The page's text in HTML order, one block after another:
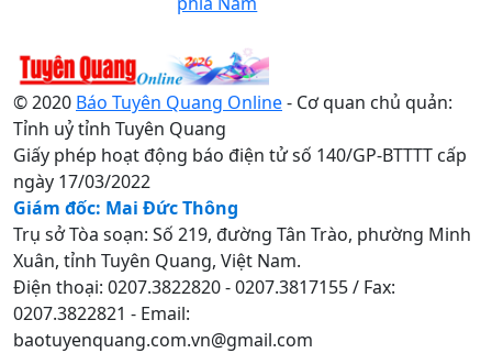
© 2020 Báo Tuyên Quang Online- Cơ quan chủ quản:
Tỉnh uỷ tỉnh Tuyên Quang
Giấy phép hoạt động báo điện tử số 140/GP-BTTTT cấp
ngày 17/03/2022
Giám đốc: Mai Đức Thông
Trụ sở Tòa soạn: Số 219, đường Tân Trào, phường Minh
Xuân, tỉnh Tuyên Quang, Việt Nam.
Điện thoại: 0207.3822820 - 0207.3817155 / Fax:
0207.3822821 - Email:
baotuyenquang.com.vn@gmail.com